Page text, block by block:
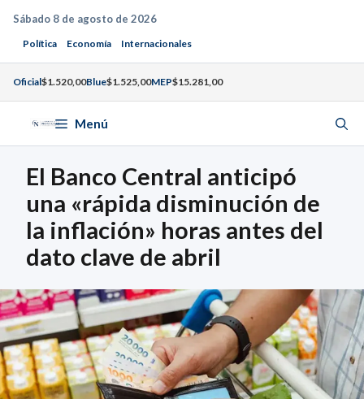
Saltar
contenido
Sábado 8 de agosto de 2026
Política Economía Internacionales
Oficial$1.520,00Blue$1.525,00MEP$15.281,00
Menú
El Banco Central anticipó
una «rápida disminución de
la inflación» horas antes del
dato clave de abril